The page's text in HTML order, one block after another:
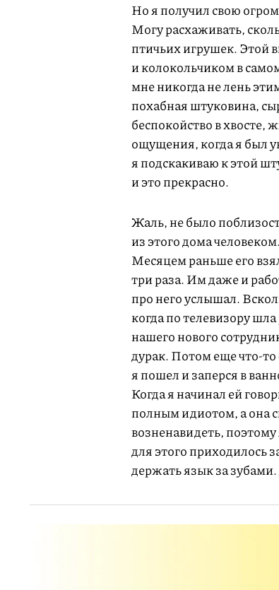
Но я получил свою
Могу расхаживать,
птичьих игрушек. Этой
и колокольчиком в
мне никогда не лень
похабная штуковина,
беспокойство в хвосте,
ощущения, когда я был
я подскакиваю к этой
и это прекрасно.
Жаль, не было
из этого дома
Месяцем раньше его
три раза. Им даже и
про него услышал.
когда по телевизору
нашего нового
дурак. Потом еще что-то
я пошел и заперся в
Когда я начинал ей
полным идиотом, а она
возненавидеть,
для этого приходилось
держать язык за